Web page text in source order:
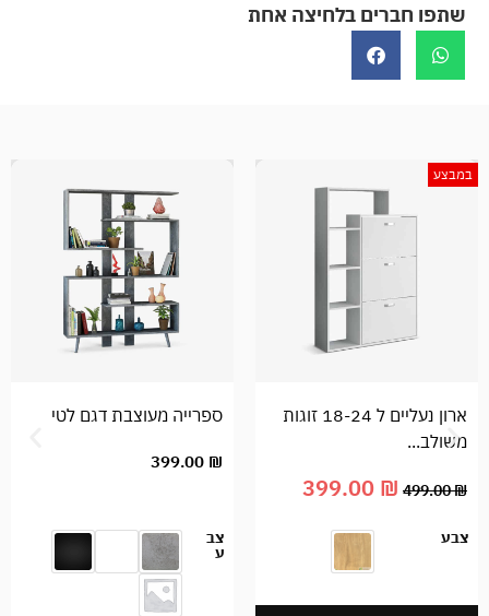
שתפו חברים בלחיצה אחת
במבצע
499.00₪
399.00 ₪
ארון נעליים ל 18-24 זוגות
משולב...
צבע
399.00 ₪
ספרייה מעוצבת דגם לטי
צב
ע